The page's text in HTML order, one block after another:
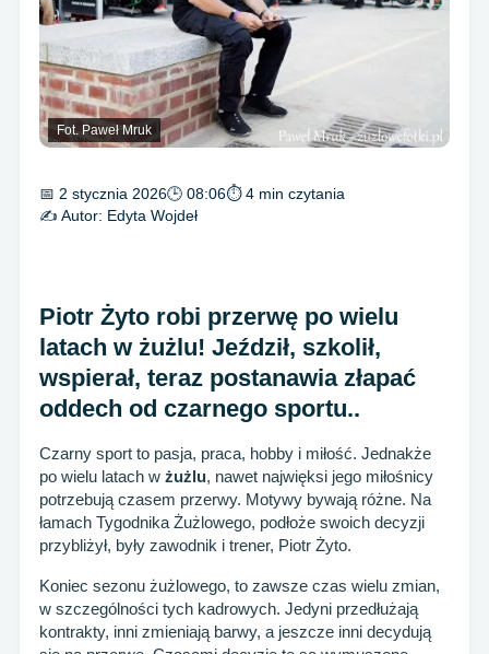
Fot. Paweł Mruk
📅 2 stycznia 2026🕒 08:06⏱ 4 min czytania
✍️ Autor: Edyta Wojdeł
Piotr Żyto robi przerwę po wielu
latach w żużlu! Jeździł, szkolił,
wspierał, teraz postanawia złapać
oddech od czarnego sportu..
Czarny sport to pasja, praca, hobby i miłość. Jednakże
po wielu latach w żużlu, nawet najwięksi jego miłośnicy
potrzebują czasem przerwy. Motywy bywają różne. Na
łamach Tygodnika Żużlowego, podłoże swoich decyzji
przybliżył, były zawodnik i trener, Piotr Żyto.
Koniec sezonu żużlowego, to zawsze czas wielu zmian,
w szczególności tych kadrowych. Jedyni przedłużają
kontrakty, inni zmieniają barwy, a jeszcze inni decydują